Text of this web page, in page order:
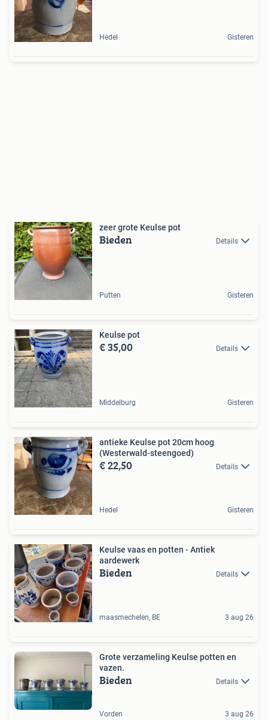
Hedel Gisteren
zeer grote Keulse pot
Bieden Details
Putten Gisteren
Keulse pot
€ 35,00 Details
Middelburg Gisteren
antieke Keulse pot 20cm hoog
(Westerwald-steengoed)
€ 22,50 Details
Hedel Gisteren
Keulse vaas en potten - Antiek
aardewerk
Bieden Details
maasmechelen, BE 3 aug 26
Grote verzameling Keulse potten en
vazen.
Bieden Details
Vorden 3 aug 26